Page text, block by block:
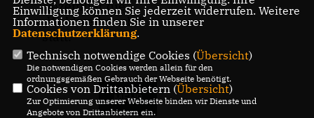
Dezember die
Waldweihnacht“
statt.
MEHR
Einwilligung können Sie jederzeit widerrufen. Weitere
Informationen finden Sie in unserer
Datenschutzerklärung.
Technisch notwendige Cookies (Übersicht)
Die notwendigen Cookies werden allein für den
ordnungsgemäßen Gebrauch der Webseite benötigt.
Cookies von Drittanbietern (Übersicht)
Zur Optimierung unserer Webseite binden wir Dienste und
Angebote von Drittanbietern ein.